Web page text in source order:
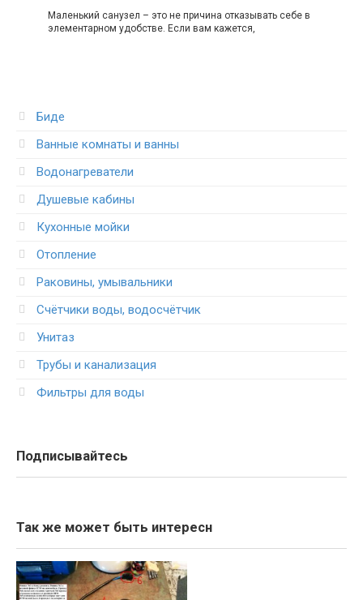
Маленький санузел – это не причина отказывать себе в
элементарном удобстве. Если вам кажется,
Биде
Ванные комнаты и ванны
Водонагреватели
Душевые кабины
Кухонные мойки
Отопление
Раковины, умывальники
Счётчики воды, водосчётчик
Унитаз
Трубы и канализация
Фильтры для воды
Подписывайтесь
Так же может быть интересн